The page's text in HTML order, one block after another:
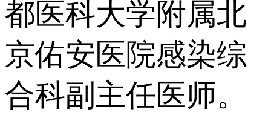
都医科大学附属北
京佑安医院感染综
合科副主任医师。